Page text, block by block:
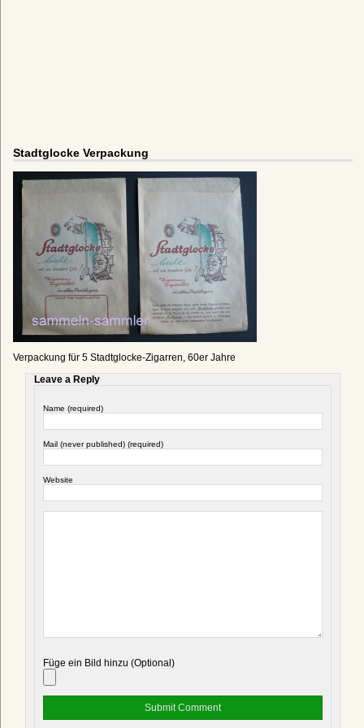
Stadtglocke Verpackung
Verpackung für 5 Stadtglocke-Zigarren, 60er Jahre
Leave a Reply
Name (required)
Mail (never published) (required)
Website
Füge ein Bild hinzu (Optional)